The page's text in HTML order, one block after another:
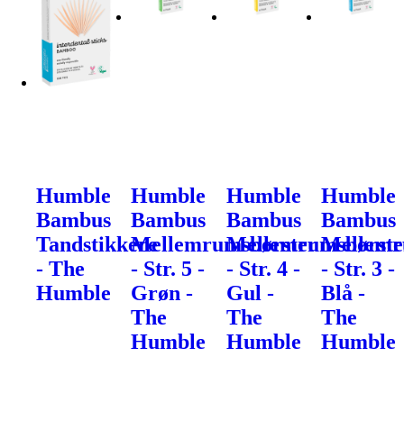
Humble
Bambus
Tandstikkere
- The
Humble
Humble
Bambus
Mellemrumsbørster
- Str. 5 -
Grøn -
The
Humble
Humble
Bambus
- Str. 4 -
Gul -
The
Humble
Humble
Bambus
- Str. 3 -
Blå -
The
Humble